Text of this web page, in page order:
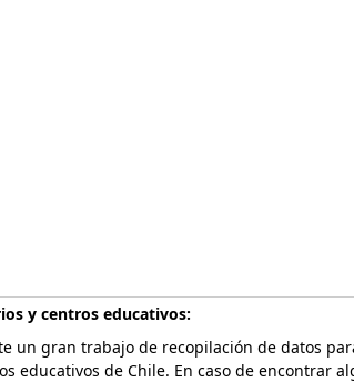
y centros educativos:
un gran trabajo de recopilación de datos
educativos de Chile. En caso de encontrar